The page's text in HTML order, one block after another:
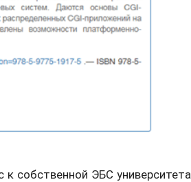
к собственной ЭБС университета